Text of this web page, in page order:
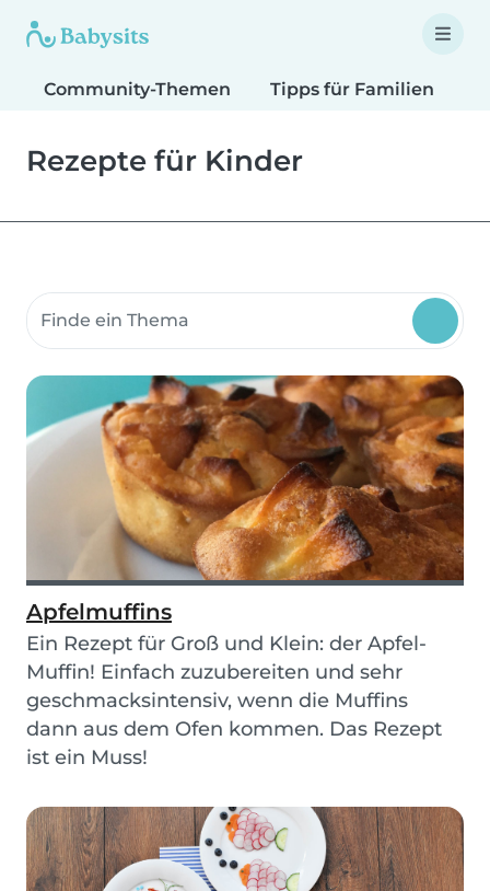
Community-Themen Tipps für Familien
Rezepte für Kinder
Suche Community-Themen
Apfelmuffins
Ein Rezept für Groß und Klein: der Apfel-
Muffin! Einfach zuzubereiten und sehr
geschmacksintensiv, wenn die Muffins
dann aus dem Ofen kommen. Das Rezept
ist ein Muss!